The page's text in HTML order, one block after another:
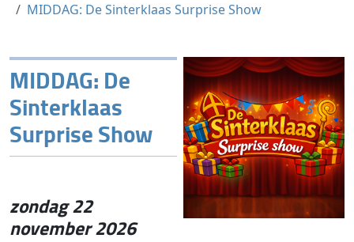
MIDDAG: De Sinterklaas Surprise Show
MIDDAG: De
Sinterklaas
Surprise Show
zondag 22
november 2026